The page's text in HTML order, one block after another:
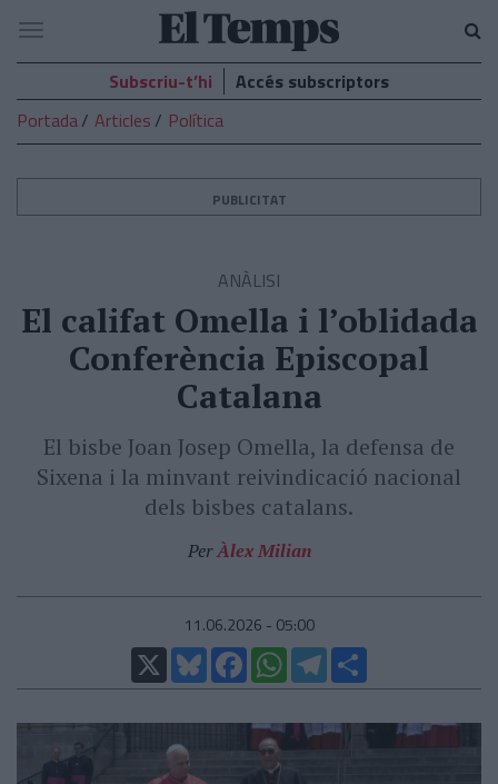
El
Temps
Navegació
Subscriu-t’hi
Accés subscriptors
Portada
Articles Política
PUBLICITAT
ANÀLISI
El califat Omella i l’oblidada
Conferència Episcopal
Catalana
El bisbe Joan Josep Omella, la defensa de
Sixena i la minvant reivindicació nacional
dels bisbes catalans.
PerÀlex Milian
11.06.2026 - 05:00
X
BlueskyFacebookWhatsAppTelegram